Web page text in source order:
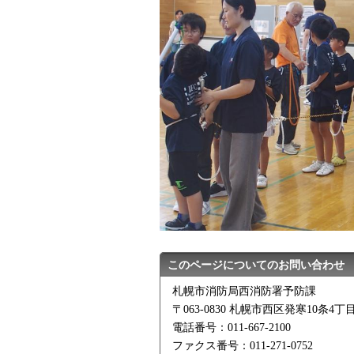
このページについてのお問い合わせ
札幌市消防局西消防署予防課
〒063-0830 札幌市西区発寒10条4丁
電話番号：011-667-2100
ファクス番号：011-271-0752